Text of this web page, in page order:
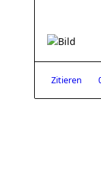
Zitieren